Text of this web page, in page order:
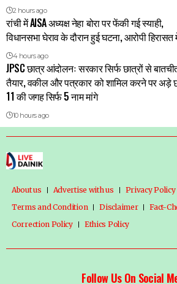
2 hours ago
रांची में AISA अध्यक्ष नेहा बोरा पर फेंकी गई स्याही,
विधानसभा घेराव के दौरान हुई घटना, आरोपी हिरासत
4 hours ago
JPSC छात्र आंदोलनः सरकार सिर्फ छात्रों से
तैयार, वकील और पत्रकार को शामिल करने पर अड़े
11 की जगह सिर्फ 5 नाम मांगे
10 hours ago
About us Advertise with us Privacy Policy
Terms and Condition
Disclaimer
Fact-
Correction Policy
Ethics Policy
Follow Us On Social